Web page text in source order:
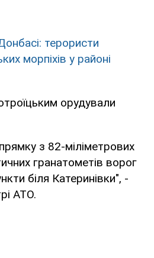
терористи
морпіхів у районі
орудували
з 82-міліметрових
гранатометів ворог
біля Катеринівки", -
АТО.